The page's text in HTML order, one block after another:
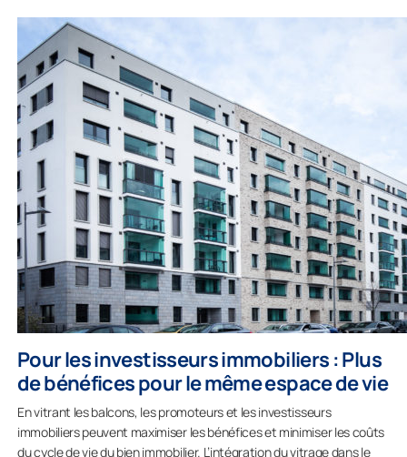
Pour les investisseurs immobiliers : Plus
de bénéfices pour le même espace de vie
En vitrant les balcons, les promoteurs et les investisseurs
immobiliers peuvent maximiser les bénéfices et minimiser les coûts
du cycle de vie du bien immobilier. L’intégration du vitrage dans le